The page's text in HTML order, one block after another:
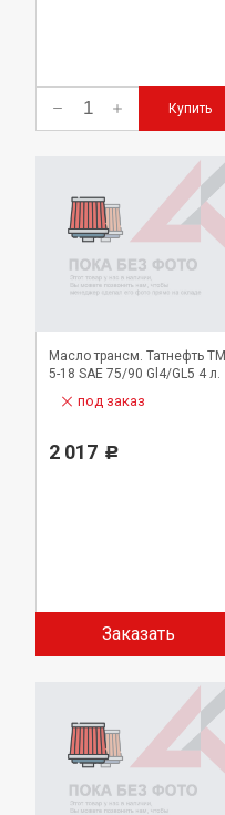
Купить
Масло трансм. Татнефть ТМ
5-18 SAE 75/90 Gl4/GL5 4 л.
под заказ
2 017 Р
Заказать